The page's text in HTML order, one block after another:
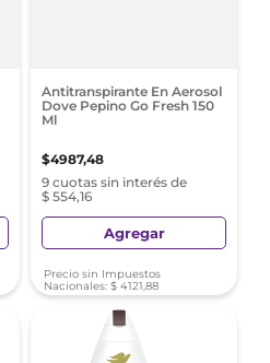
Antitranspirante En Aerosol
Dove Pepino Go Fresh 150
Ml
$4987,48
9 cuotas sin interés de
$ 554,16
Agregar
Precio sin Impuestos
Nacionales: $ 4121,88